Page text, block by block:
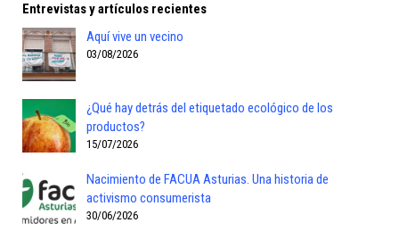
Entrevistas y artículos recientes
Aquí vive un vecino
03/08/2026
¿Qué hay detrás del etiquetado ecológico de los
productos?
15/07/2026
Nacimiento de FACUA Asturias. Una historia de
activismo consumerista
30/06/2026